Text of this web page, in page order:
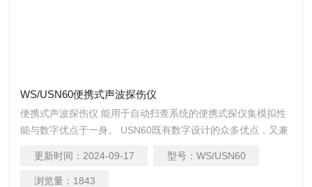
WS/USN60便携式声波探伤仪
便携式声波探伤仪 能用于自动扫查系统的便携式探仪集模拟性
能与数字优点于一身。 USN60既有数字设计的众多优点，又兼
更新时间： 2024-09-17 型号： WS/USN60
浏览量： 1843